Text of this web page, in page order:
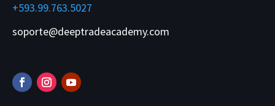
+593.99.763.5027
soporte@deeptradeacademy.com